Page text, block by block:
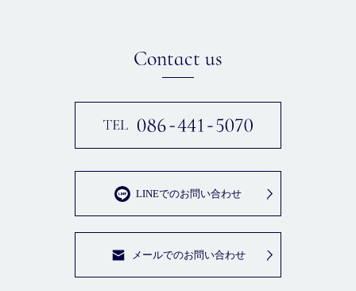
Contact us
LINEでのお問い合わせ
メールでのお問い合わせ